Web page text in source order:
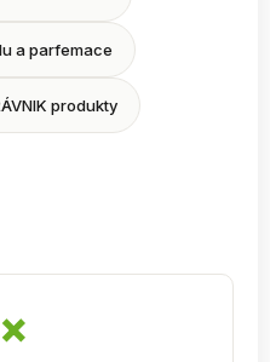
a parfemace
produkty